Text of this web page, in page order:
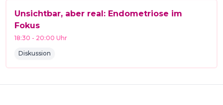
Unsichtbar, aber real: Endometriose im
Fokus
18:30 - 20:00 Uhr
Diskussion